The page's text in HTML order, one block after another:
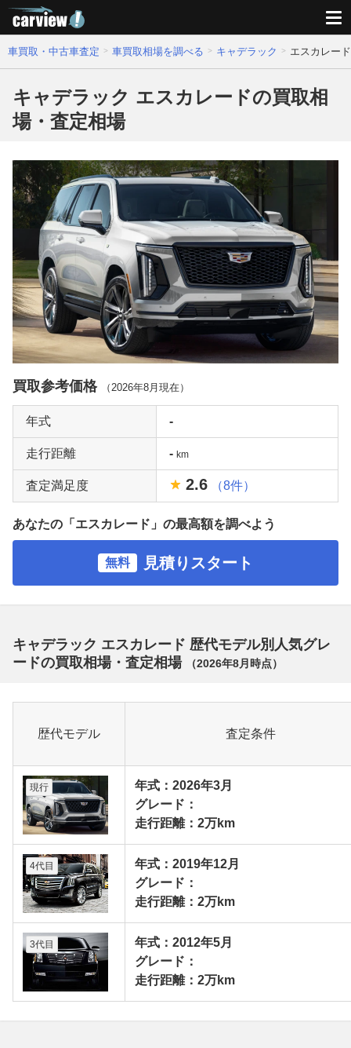
車買取・中古車査定 車買取相場を調べる キャデラック エスカレー
キャデラック エスカレードの買取相
場・査定相場
買取参考価格 （ 2026年8月 現在）
年式 -
走行距離 - km
査定満足度 2.6 （8件）
あなたの「エスカレード」の最高額を調べよう
無料 見積りスタート
キャデラック エスカレード 歴代モデル別人気グレ
ードの買取相場・査定相場
（2026年8月 時点）
歴代モデル 査定条件
現行
年式：2026年3月
グレード：
走行距離：2万km
4代目
年式：2019年12月
グレード：
走行距離：2万km
3代目
年式：2012年5月
グレード：
走行距離：2万km